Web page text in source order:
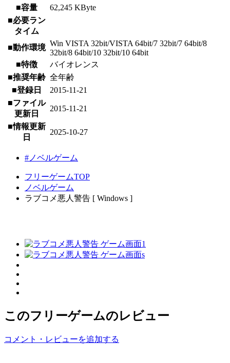
■容量
62,245 KByte
■必要ラン
タイム
■動作環境 Win VISTA 32bit/VISTA 64bit/7 32bit/7 64bit/8
32bit/8 64bit/10 32bit/10 64bit
■特徴
バイオレンス
■推奨年齢 全年齢
■登録日
2015-11-21
■ファイル
更新日
2015-11-21
■情報更新
日
2025-10-27
#ノベルゲーム
フリーゲームTOP
ノベルゲーム
ラブコメ悪人警告 [ Windows ]
このフリーゲームのレビュー
コメント・レビューを追加する